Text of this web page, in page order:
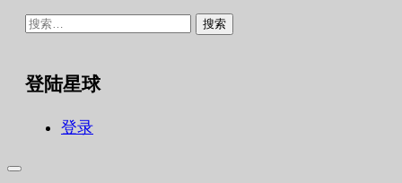
搜
登陆星球
登录